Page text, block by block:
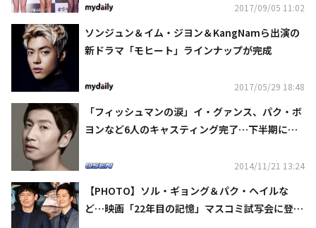
2017/09/05 11:02
ソンジュン＆イム・ジヨン＆KangNamら出演の
新ドラマ「モヒート」ラインナップが完成
2017/05/29 18:48
「フィッシュマンの涙」イ・グァンス、パク・ボ
ヨンなど6人のキャスティング完了…下半期にク
2014/11/21 13:24
【PHOTO】ソル・ギョング＆パク・ヘイルな
ど…映画「22年目の記憶」マスコミ試写会に登